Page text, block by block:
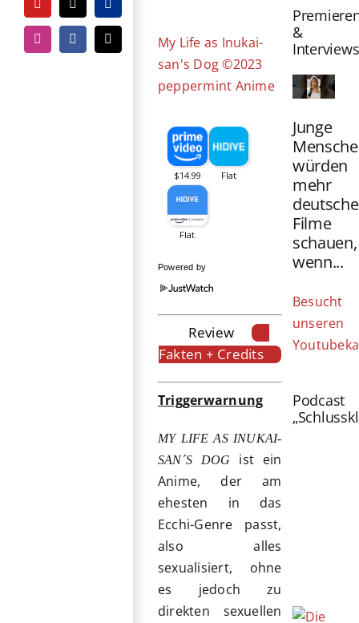
YouTubeTiktokPayPal
InstagramFacebook
E-
Mail
My Life as Inukai-
san's Dog ©2023
peppermint Anime
Powered by
Review
Fakten + Credits
Triggerwarnung
MY LIFE AS INUKAI-
SAN´S DOG
ist ein
Anime, der am
ehesten in das
Ecchi-Genre passt,
also alles
sexualisiert, ohne
es jedoch zu
direkten sexuellen
&
Interviews
Junge
würden
mehr
deutsche
Filme
schauen,
wenn...
Besucht
unseren
Podcast